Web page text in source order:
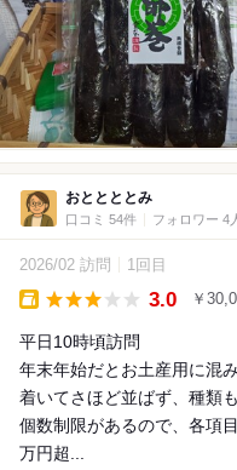
おととととみ
口コミ 54件 フォロワー 4
2026/02 訪問 1回目
3.0 ￥
平日10時頃訪問
年末年始だとお土産用に混
着いてさほど並ばず、種類
個数制限があるので、各項
万円超...